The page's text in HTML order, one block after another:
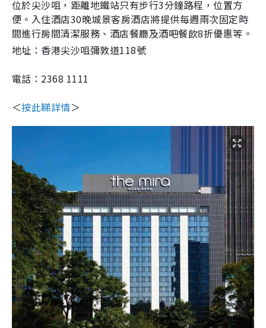
位於尖沙咀，距離地鐵站只有步行3分鐘路程，位置方
便。入住酒店30晚城景客房酒店將提供每週兩次固定時
間進行房間清潔服務、酒店餐廳及酒吧餐飲8折優惠等。
地址：香港尖沙咀彌敦道118號
電話：2368 1111
＜按此睇詳情＞